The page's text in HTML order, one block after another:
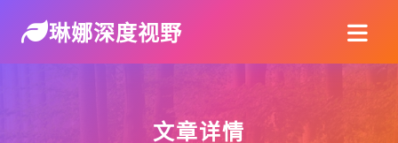
琳娜深度视野
文章详情